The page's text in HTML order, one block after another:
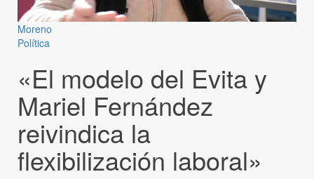
Moreno
Política
«El modelo del Evita y
Mariel Fernández
reivindica la
flexibilización laboral»